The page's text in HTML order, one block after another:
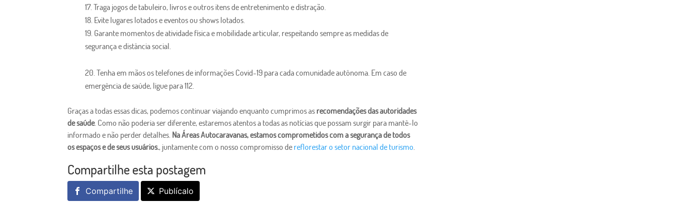
Traga jogos de tabuleiro, livros e outros itens de entretenimento e distração.
Evite lugares lotados e eventos ou shows lotados.
Garante momentos de atividade física e mobilidade articular, respeitando sempre as medidas de
segurança e distância social.
Tenha em mãos os telefones de informações Covid-19 para cada comunidade autônoma. Em caso de
emergência de saúde, ligue para 112.
Graças a todas essas dicas, podemos continuar viajando enquanto cumprimos as recomendações das autoridades
de saúde. Como não poderia ser diferente, estaremos atentos a todas as notícias que possam surgir para mantê-lo
informado e não perder detalhes. Na Áreas Autocaravanas, estamos comprometidos com a segurança de todos
os espaços e de seus usuários., juntamente com o nosso compromisso de reflorestar o setor nacional de turismo.
Compartilhe esta postagem
Compartilhe Publícalo